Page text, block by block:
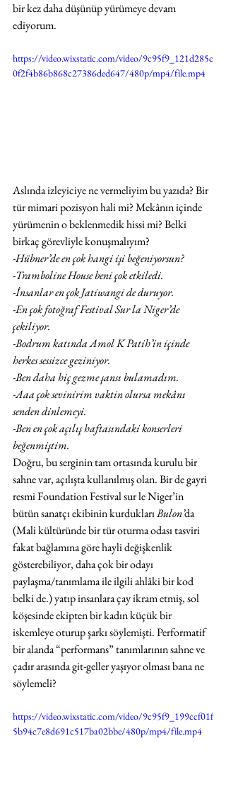
bir kez daha düşünüp yürümeye devam
ediyorum.
https://video.wixstatic.com/video/9c95f9_121d285c
0f2f4b86b868c27386ded647/480p/mp4/file.mp4
Aslında izleyiciye ne vermeliyim bu yazıda? Bir
tür mimari pozisyon hali mi? Mekânın içinde
yürümenin o beklenmedik hissi mi? Belki
birkaç görevliyle konuşmalıyım?
-Hübner’de en çok hangi işi beğeniyorsun?
-Tramboline House beni çok etkiledi.
-İnsanlar en çok Jatiwangi de duruyor.
-En çok fotoğraf Festival Sur la Niger’de
çekiliyor.
-Bodrum katında Amol K Patih’in içinde
herkes sessizce geziniyor.
-Ben daha hiç gezme şansı bulamadım.
-Aaa çok sevinirim vaktin olursa mekânı
senden dinlemeyi.
-Ben en çok açılış haftasındaki konserleri
beğenmiştim.
Doğru, bu serginin tam ortasında kurulu bir
sahne var, açılışta kullanılmış olan. Bir de gayri
resmi Foundation Festival sur le Niger’in
bütün sanatçı ekibinin kurdukları Bulon’da
(Mali kültüründe bir tür oturma odası tasviri
fakat bağlamına göre hayli değişkenlik
gösterebiliyor, daha çok bir odayı
paylaşma/tanımlama ile ilgili ahlâki bir kod
belki de.) yatıp insanlara çay ikram etmiş, sol
köşesinde ekipten bir kadın küçük bir
iskemleye oturup şarkı söylemişti. Performatif
bir alanda “performans” tanımlarının sahne ve
çadır arasında git-geller yaşıyor olması bana ne
söylemeli?
https://video.wixstatic.com/video/9c95f9_199ccf01f
5b94c7e8d691c517ba02bbe/480p/mp4/file.mp4